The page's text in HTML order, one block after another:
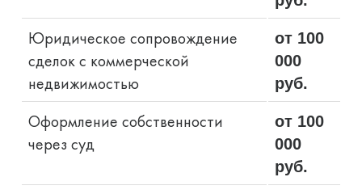
Юридическое сопровождение
сделок с коммерческой
недвижимостью
от 100
000
руб.
Оформление собственности
через суд
от 100
000
руб.